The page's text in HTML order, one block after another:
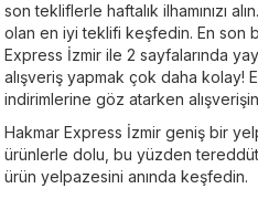
son tekliflerle haftalık ilhamınızı
olan en iyi teklifi keşfedin. En son
Express İzmir ile 2 sayfalarında
alışveriş yapmak çok daha kolay!
indirimlerine göz atarken
Hakmar Express İzmir geniş bir
ürünlerle dolu, bu yüzden
ürün yelpazesini anında keşfedin.